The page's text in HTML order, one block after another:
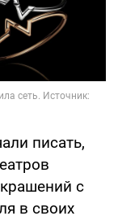
писать,
с
в своих